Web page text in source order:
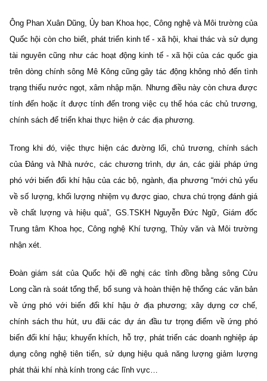
Ông Phan Xuân Dũng, Ủy ban Khoa học, Công nghệ và Môi trường của
Quốc hội còn cho biết, phát triển kinh tế - xã hội, khai thác và sử dụng
tài nguyên cũng như các hoạt động kinh tế - xã hội của các quốc gia
trên dòng chính sông Mê Kông cũng gây tác động không nhỏ đến tình
trạng thiếu nước ngọt, xâm nhập mặn. Nhưng điều này còn chưa được
tính đến hoặc ít được tính đến trong việc cụ thể hóa các chủ trương,
chính sách để triển khai thực hiện ở các địa phương.
Trong khi đó, việc thực hiện các đường lối, chủ trương, chính sách
của Đảng và Nhà nước, các chương trình, dự án, các giải pháp ứng
phó với biến đổi khí hậu của các bộ, ngành, địa phương “mới chủ yếu
về số lượng, khối lượng nhiệm vụ được giao, chưa chú trọng đánh giá
về chất lượng và hiệu quả”, GS.TSKH Nguyễn Đức Ngữ, Giám đốc
Trung tâm Khoa học, Công nghệ Khí tượng, Thủy văn và Môi trường
nhận xét.
Đoàn giám sát của Quốc hội đề nghị các tỉnh đồng bằng sông Cửu
Long cần rà soát tổng thể, bổ sung và hoàn thiện hệ thống các văn bản
về ứng phó với biến đổi khí hậu ở địa phương; xây dựng cơ chế,
chính sách thu hút, ưu đãi các dự án đầu tư trọng điểm về ứng phó
biến đổi khí hậu; khuyến khích, hỗ trợ, phát triển các doanh nghiệp áp
dụng công nghệ tiên tiến, sử dụng hiệu quả năng lượng giảm lượng
phát thải khí nhà kính trong các lĩnh vực…